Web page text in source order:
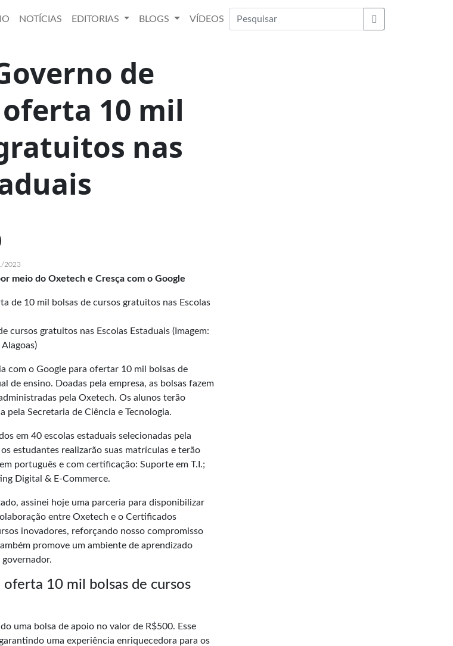
NOTÍCIAS EDITORIAS BLOGS
VÍDEOS
Buscar
de
10 mil
nas
2023
meio do Oxetech e Cresça com o Google
cursos gratuitos nas Escolas Estaduais (Imagem:
com o Google para ofertar 10 mil bolsas de
de ensino. Doadas pela empresa, as bolsas fazem
pela Oxetech. Os alunos terão
pela Secretaria de Ciência e Tecnologia.
em 40 escolas estaduais selecionadas pela
estudantes realizarão suas matrículas e terão
português e com certificação: Suporte em T.I.;
Digital & E-Commerce.
assinei hoje uma parceria para disponibilizar
entre Oxetech e o Certificados
inovadores, reforçando nosso compromisso
promove um ambiente de aprendizado
10 mil bolsas de cursos
uma bolsa de apoio no valor de R$500. Esse
uma experiência enriquecedora para os